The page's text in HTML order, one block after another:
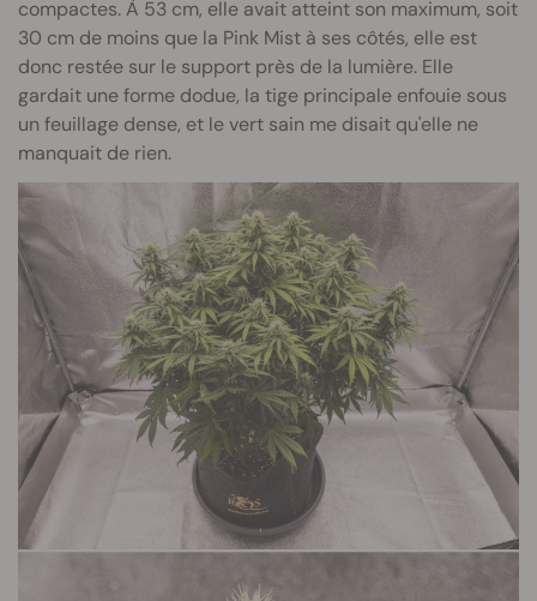
compactes. À 53 cm, elle avait atteint son maximum, soit
30 cm de moins que la Pink Mist à ses côtés, elle est
donc restée sur le support près de la lumière. Elle
gardait une forme dodue, la tige principale enfouie sous
un feuillage dense, et le vert sain me disait qu'elle ne
manquait de rien.